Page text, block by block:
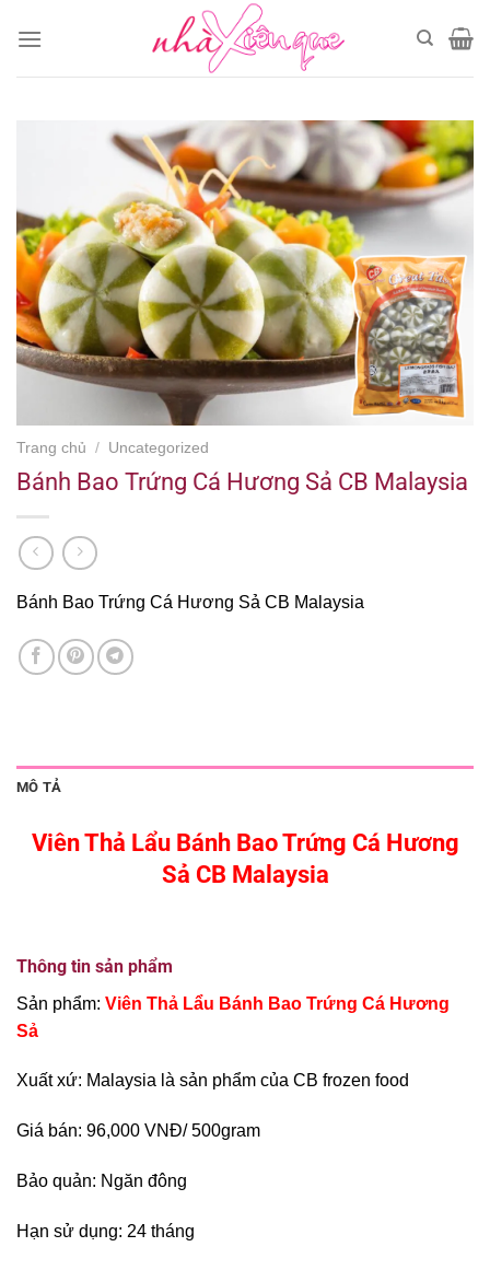
đến
Trang chủ / Uncategorized
Bánh Bao Trứng Cá Hương Sả CB Malaysia
Bánh Bao Trứng Cá Hương Sả CB Malaysia
MÔ TẢ
Viên Thả Lẩu Bánh Bao Trứng Cá Hương
Sả CB Malaysia
Thông tin sản phẩm
Sản phẩm: Viên Thả Lẩu Bánh Bao Trứng Cá Hương
Sả
Xuất xứ: Malaysia là sản phẩm của CB frozen food
Giá bán: 96,000 VNĐ/ 500gram
Bảo quản: Ngăn đông
Hạn sử dụng: 24 tháng